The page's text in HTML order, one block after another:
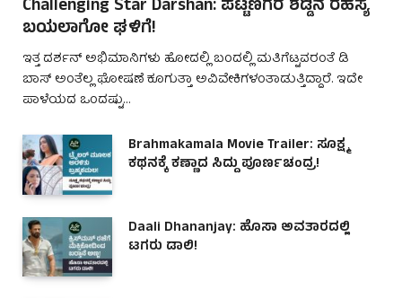
Challenging Star Darshan: ಪಟ್ಟಣಗೆರೆ ಶೆಡ್ಡಿನ ರಹಸ್ಯ
ಬಯಲಾಗೋ ಘಳಿಗೆ!
ಇತ್ತ ದರ್ಶನ್ ಅಭಿಮಾನಿಗಳು ಹೋದಲ್ಲಿ ಬಂದಲ್ಲಿ ಮತಿಗೆಟ್ಟವರಂತೆ ಡಿ
ಬಾಸ್ ಅಂತೆಲ್ಲ ಘೋಷಣೆ ಕೂಗುತ್ತಾ ಅವಿವೇಕಿಗಳಂತಾಡುತ್ತಿದ್ದಾರೆ. ಇದೇ
ಪಾಳೆಯದ ಒಂದಷ್ಟು…
Brahmakamala Movie Trailer: ಸೂಕ್ಷ್ಮ
ಕಥನಕ್ಕೆ ಕಣ್ಣಾದ ಸಿದ್ದು ಪೂರ್ಣಚಂದ್ರ!
Daali Dhananjay: ಹೊಸಾ ಅವತಾರದಲ್ಲಿ
ಟಗರು ಡಾಲಿ!